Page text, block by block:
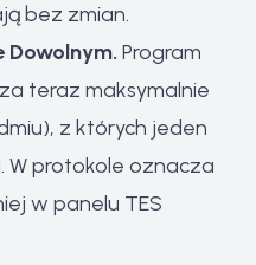
bez zmian.
Dowolnym. Program
teraz maksymalnie
z których jeden
W protokole oznacza
w panelu TES